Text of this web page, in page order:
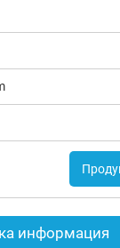
информация